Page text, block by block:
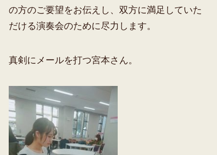
の方のご要望をお伝えし、双方に満足していた
だける演奏会のために尽力します。
真剣にメールを打つ宮本さん。